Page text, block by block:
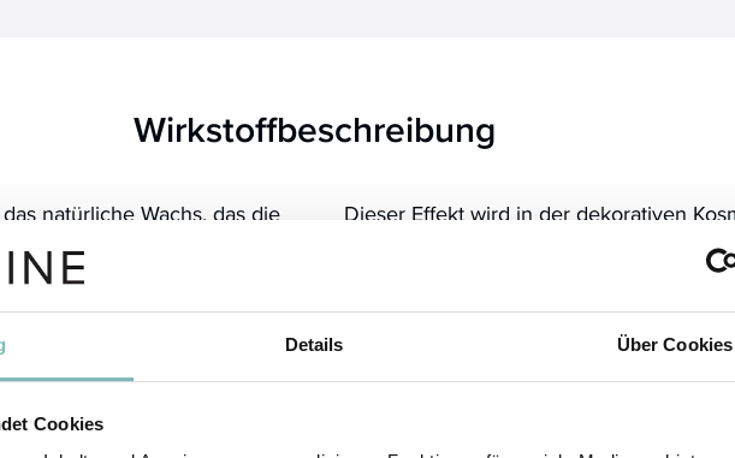
Details Über Cookies
Cookies
Wirkstoffbeschreibung
natürliche Wachs, das die
In der Pflanze erfüllt
Hülle: Es
und
in der Hautpflege
wird aus
Nebenprodukt der
als nachhaltiger,
Dieser Effekt wird in der dekorativen
gepresstem Puder, sehr geschätzt. Der
gleichmäßiger mit dem Teint, staubt
sich besonders fein und ebenmäßig auf
Darüber hinaus trägt
samtigen, gepflegten Hautgefühl bei.
geglättet, kleine Trockenheitsfältchen